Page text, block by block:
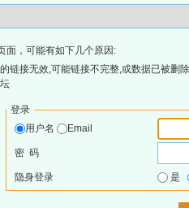
面，可能有如下几个原因:
链接无效,可能链接不完整,或数据已被删
登录
用户名
Email
密 码
隐身登录 是